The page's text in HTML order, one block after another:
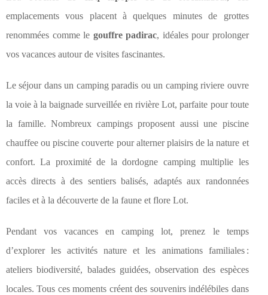
emplacements vous placent à quelques minutes de grottes
renommées comme le gouffre padirac, idéales pour prolonger
vos vacances autour de visites fascinantes.
Le séjour dans un camping paradis ou un camping riviere ouvre
la voie à la baignade surveillée en rivière Lot, parfaite pour toute
la famille. Nombreux campings proposent aussi une piscine
chauffee ou piscine couverte pour alterner plaisirs de la nature et
confort. La proximité de la dordogne camping multiplie les
accès directs à des sentiers balisés, adaptés aux randonnées
faciles et à la découverte de la faune et flore Lot.
Pendant vos vacances en camping lot, prenez le temps
d’explorer les activités nature et les animations familiales :
ateliers biodiversité, balades guidées, observation des espèces
locales. Tous ces moments créent des souvenirs indélébiles dans